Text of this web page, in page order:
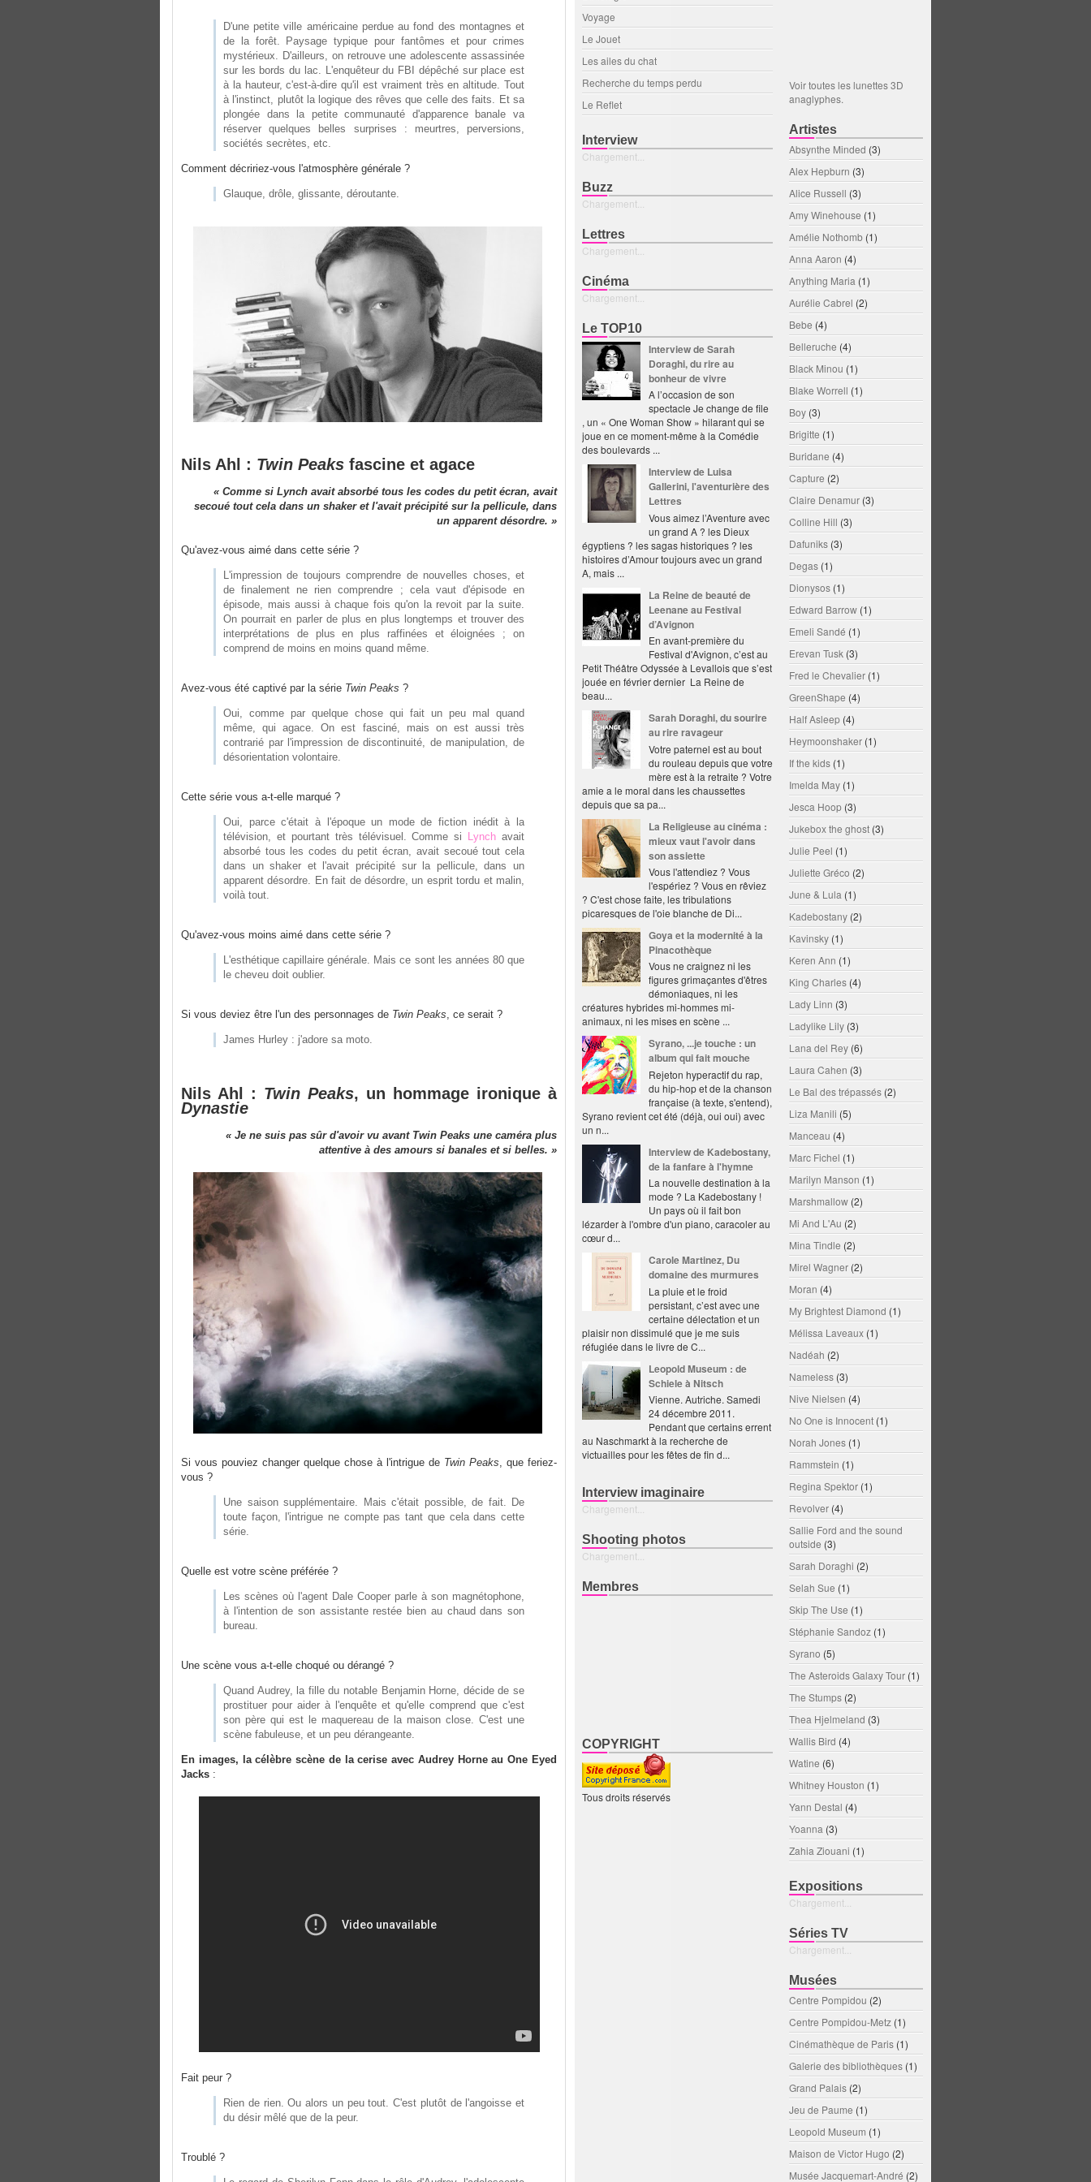
D'une petite ville américaine perdue au fond des montagnes et
de la forêt. Paysage typique pour fantômes et pour crimes
mystérieux. D'ailleurs, on retrouve une adolescente assassinée
sur les bords du lac. L'enquêteur du FBI dépêché sur place est
à la hauteur, c'est-à-dire qu'il est vraiment très en altitude. Tout
à l'instinct, plutôt la logique des rêves que celle des faits. Et sa
plongée dans la petite communauté d'apparence banale va
réserver quelques belles surprises : meurtres, perversions,
sociétés secrètes, etc.
Comment décririez-vous l'atmosphère générale ?
Glauque, drôle, glissante, déroutante.
Nils Ahl : Twin Peaks fascine et agace
« Comme si Lynch avait absorbé tous les codes du petit écran, avait
secoué tout cela dans un shaker et l'avait précipité sur la pellicule, dans
un apparent désordre. »
Qu'avez-vous aimé dans cette série ?
L'impression de toujours comprendre de nouvelles choses, et
de finalement ne rien comprendre ; cela vaut d'épisode en
épisode, mais aussi à chaque fois qu'on la revoit par la suite.
On pourrait en parler de plus en plus longtemps et trouver des
interprétations de plus en plus raffinées et éloignées ; on
comprend de moins en moins quand même.
Avez-vous été captivé par la série Twin Peaks ?
Oui, comme par quelque chose qui fait un peu mal quand
même, qui agace. On est fasciné, mais on est aussi très
contrarié par l'impression de discontinuité, de manipulation, de
désorientation volontaire.
Cette série vous a-t-elle marqué ?
Oui, parce c'était à l'époque un mode de fiction inédit à la
télévision, et pourtant très télévisuel. Comme si
Lynch avait
absorbé tous les codes du petit écran, avait secoué tout cela
dans un shaker et l'avait précipité sur la pellicule, dans un
apparent désordre. En fait de désordre, un esprit tordu et malin,
voilà tout.
Qu'avez-vous moins aimé dans cette série ?
L'esthétique capillaire générale. Mais ce sont les années 80 que
le cheveu doit oublier.
Si vous deviez être l'un des personnages de Twin Peaks, ce serait ?
James Hurley : j'adore sa moto.
Nils Ahl : Twin Peaks, un hommage ironique à
Dynastie
« Je ne suis pas sûr d'avoir vu avant Twin Peaks une caméra plus
attentive à des amours si banales et si belles. »
Si vous pouviez changer quelque chose à l'intrigue de Twin Peaks, que feriez-
vous ?
Une saison supplémentaire. Mais c'était possible, de fait. De
toute façon, l'intrigue ne compte pas tant que cela dans cette
série.
Quelle est votre scène préférée ?
Les scènes où l'agent Dale Cooper parle à son magnétophone,
à l'intention de son assistante restée bien au chaud dans son
bureau.
Une scène vous a-t-elle choqué ou dérangé ?
Quand Audrey, la fille du notable Benjamin Horne, décide de se
prostituer pour aider à l'enquête et qu'elle comprend que c'est
son père qui est le maquereau de la maison close. C'est une
scène fabuleuse, et un peu dérangeante.
En images, la célèbre scène de la cerise avec Audrey Horne au One Eyed
Jacks :
Fait peur ?
Rien de rien. Ou alors un peu tout. C'est plutôt de l'angoisse et
du désir mêlé que de la peur.
Troublé ?
Voyage
Le Jouet
Les ailes du chat
Recherche du temps perdu
Le Reflet
Interview
Chargement...
Buzz
Chargement...
Lettres
Chargement...
Cinéma
Chargement...
Le TOP10
Interview de Sarah
Doraghi, du rire au
bonheur de vivre
A l’occasion de son
spectacle Je change de file
, un « One Woman Show » hilarant qui se
joue en ce moment-même à la Comédie
des boulevards ...
Interview de Luisa
Gallerini, l'aventurière des
Lettres
Vous aimez l’Aventure avec
un grand A ? les Dieux
égyptiens ? les sagas historiques ? les
histoires d’Amour toujours avec un grand
A, mais ...
La Reine de beauté de
Leenane au Festival
d’Avignon
En avant-première du
Festival d'Avignon, c’est au
Petit Théâtre Odyssée à Levallois que s’est
jouée en février dernier La Reine de
beau...
Sarah Doraghi, du sourire
au rire ravageur
Votre paternel est au bout
du rouleau depuis que votre
mère est à la retraite ? Votre
amie a le moral dans les chaussettes
depuis que sa pa...
La Religieuse au cinéma :
mieux vaut l'avoir dans
son assiette
Vous l'attendiez ? Vous
l'espériez ? Vous en rêviez
? C'est chose faite, les tribulations
picaresques de l'oie blanche de Di...
Goya et la modernité à la
Pinacothèque
Vous ne craignez ni les
figures grimaçantes d'êtres
démoniaques, ni les
créatures hybrides mi-hommes mi-
animaux, ni les mises en scène ...
Syrano, ...je touche : un
album qui fait mouche
Rejeton hyperactif du rap,
du hip-hop et de la chanson
française (à texte, s'entend),
Syrano revient cet été (déjà, oui oui) avec
un n...
Interview de Kadebostany,
de la fanfare à l'hymne
La nouvelle destination à la
mode ? La Kadebostany !
Un pays où il fait bon
lézarder à l'ombre d'un piano, caracoler au
cœur d...
Carole Martinez, Du
domaine des murmures
La pluie et le froid
persistant, c’est avec une
certaine délectation et un
plaisir non dissimulé que je me suis
réfugiée dans le livre de C...
Leopold Museum : de
Schiele à Nitsch
Vienne. Autriche. Samedi
24 décembre 2011.
Pendant que certains errent
au Naschmarkt à la recherche de
victuailles pour les fêtes de fin d...
Interview imaginaire
Chargement...
Shooting photos
Chargement...
Membres
COPYRIGHT
Tous droits réservés
Voir toutes les lunettes 3D
anaglyphes.
Artistes
Absynthe Minded (3)
Alex Hepburn (3)
Alice Russell (3)
Amy Winehouse (1)
Amélie Nothomb (1)
Anna Aaron (4)
Anything Maria (1)
Aurélie Cabrel (2)
Bebe (4)
Belleruche (4)
Black Minou (1)
Blake Worrell (1)
Boy (3)
Brigitte (1)
Buridane (4)
Capture (2)
Claire Denamur (3)
Colline Hill (3)
Dafuniks (3)
Degas (1)
Dionysos (1)
Edward Barrow (1)
Emeli Sandé (1)
Erevan Tusk (3)
Fred le Chevalier (1)
GreenShape (4)
Half Asleep (4)
Heymoonshaker (1)
If the kids (1)
Imelda May (1)
Jesca Hoop (3)
Jukebox the ghost (3)
Julie Peel (1)
Juliette Gréco (2)
June & Lula (1)
Kadebostany (2)
Kavinsky (1)
Keren Ann (1)
King Charles (4)
Lady Linn (3)
Ladylike Lily (3)
Lana del Rey (6)
Laura Cahen (3)
Le Bal des trépassés (2)
Liza Manili (5)
Manceau (4)
Marc Fichel (1)
Marilyn Manson (1)
Marshmallow (2)
Mi And L'Au (2)
Mina Tindle (2)
Mirel Wagner (2)
Moran (4)
My Brightest Diamond (1)
Mélissa Laveaux (1)
Nadéah (2)
Nameless (3)
Nive Nielsen (4)
No One is Innocent (1)
Norah Jones (1)
Rammstein (1)
Regina Spektor (1)
Revolver (4)
Sallie Ford and the sound
outside (3)
Sarah Doraghi (2)
Selah Sue (1)
Skip The Use (1)
Stéphanie Sandoz (1)
Syrano (5)
The Asteroids Galaxy Tour (1)
The Stumps (2)
Thea Hjelmeland (3)
Wallis Bird (4)
Watine (6)
Whitney Houston (1)
Yann Destal (4)
Yoanna (3)
Zahia Ziouani (1)
Expositions
Chargement...
Séries TV
Chargement...
Musées
Centre Pompidou (2)
Centre Pompidou-Metz (1)
Cinémathèque de Paris (1)
Galerie des bibliothèques (1)
Grand Palais (2)
Jeu de Paume (1)
Leopold Museum (1)
Maison de Victor Hugo (2)
Musée Jacquemart-André (2)